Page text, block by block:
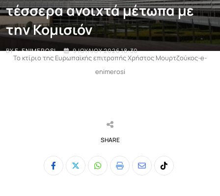
τέσσερα ανοιχτά μέτωπα με
την Κομισιόν
BYE-ENIMEROSI 9 ΙΟΥΛΊΟΥ 2026 18:30
Το κτίριο της Ευρωπαϊκής επιτροπής Χρήστος Μουρτζούκος-e-
enimerosi
SHARE
Whatsapp
Print
ShareTiktok